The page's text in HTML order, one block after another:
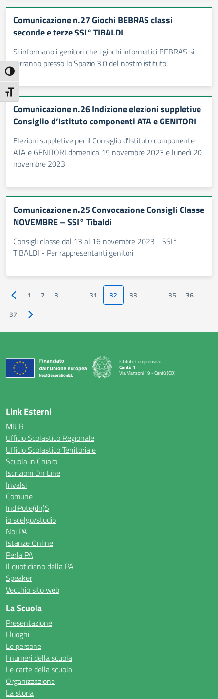
Attiva/disattiva alto contrasto
Attiva/disattiva dimensione testo
Comunicazione n.27 Giochi BEBRAS classi
seconde e terze SSI° TIBALDI
Si informano i genitori che i giochi informatici BEBRAS si
terranno presso lo Spazio 3.0 del nostro istituto.
Comunicazione n.26 Indizione elezioni suppletive
Consiglio d’Istituto componenti ATA e GENITORI
Elezioni suppletive per il Consiglio d'Istituto componente
ATA e GENITORI domenica 19 novembre 2023 e lunedì 20
novembre 2023
Comunicazione n.25 Convocazione Consigli Classe
NOVEMBRE – SSI° Tibaldi
Consigli classe dal 13 al 16 novembre 2023 - SSI°
TIBALDI - Per rappresentanti genitori
Pagina precedente
1 2 3 … 31 32 33 … 35
36
37
Pagina successiva
Istituto Comprensivo
Cantù 1
Via Manzoni 19 - Cantù (CO)
— Visita la pagina iniziale della scuola
Link Esterni
MIUR
Ufficio Scolastico Regionale
Ufficio Scolastico Territoriale
Scuola in Chiaro
Iscrizioni On Line
Invalsi
Comune
IndiPote(dn)S
io scelgo/studio
Noi PA
Istanze Online
Perla PA
Il quotidiano della PA
Speaker
Vecchio sito web
La Scuola
Presentazione
I luoghi
Le persone
I numeri della scuola
Le carte della scuola
Organizzazione
La storia